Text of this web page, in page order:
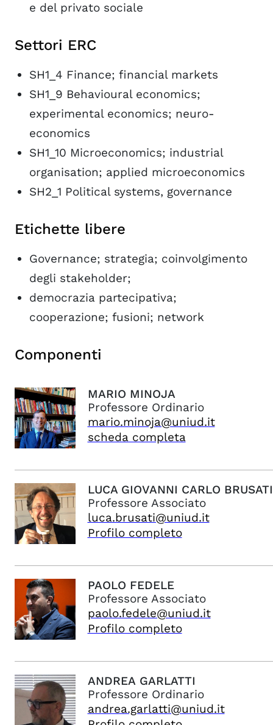
e del privato sociale
Settori ERC
SH1_4 Finance; financial markets
SH1_9 Behavioural economics;
experimental economics; neuro-
economics
SH1_10 Microeconomics; industrial
organisation; applied microeconomics
SH2_1 Political systems, governance
Etichette libere
Governance; strategia; coinvolgimento
degli stakeholder;
democrazia partecipativa;
cooperazione; fusioni; network
Componenti
MARIO MINOJA
Professore Ordinario
mario.minoja@uniud.it
scheda completa
LUCA GIOVANNI CARLO BRUSATI
Professore Associato
luca.brusati@uniud.it
Profilo completo
PAOLO FEDELE
Professore Associato
paolo.fedele@uniud.it
Profilo completo
ANDREA GARLATTI
Professore Ordinario
andrea.garlatti@uniud.it